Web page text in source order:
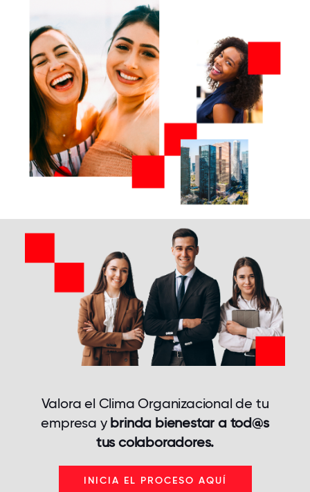
Valora el Clima Organizacional de tu
empresa y brinda bienestar a tod@s
tus colaboradores.
INICIA EL PROCESO AQUÍ